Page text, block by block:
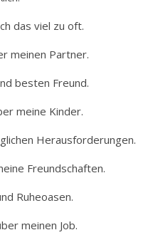
das viel zu oft.
meinen Partner.
besten Freund.
meine Kinder.
Herausforderungen.
Freundschaften.
Ruheoasen.
meinen Job.